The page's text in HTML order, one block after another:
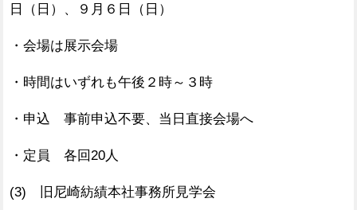
日（日）、９月６日（日）
・会場は展示会場
・時間はいずれも午後２時～３時
・申込 事前申込不要、当日直接会場へ
・定員 各回20人
(3) 旧尼崎紡績本社事務所見学会